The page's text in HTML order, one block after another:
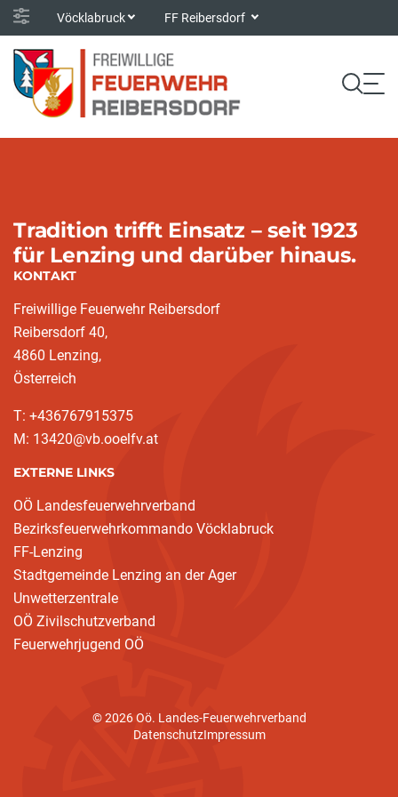
Vöcklabruck FF Reibersdorf
Tradition trifft Einsatz – seit 1923
für Lenzing und darüber hinaus.
KONTAKT
Freiwillige Feuerwehr Reibersdorf
Reibersdorf 40,
4860 Lenzing,
Österreich
T: +436767915375
M: 13420@vb.ooelfv.at
EXTERNE LINKS
OÖ Landesfeuerwehrverband
Bezirksfeuerwehrkommando Vöcklabruck
FF-Lenzing
Stadtgemeinde Lenzing an der Ager
Unwetterzentrale
OÖ Zivilschutzverband
Feuerwehrjugend OÖ
© 2026 Oö. Landes-Feuerwehrverband
DatenschutzImpressum